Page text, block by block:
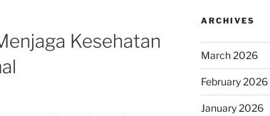
Kesehatan
ARCHIVES
March 2026
February 2026
January 2026